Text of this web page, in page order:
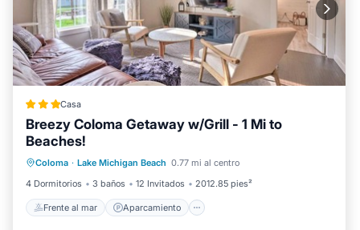
Casa
Breezy Coloma Getaway w/Grill - 1 Mi to
Beaches!
Coloma · Lake Michigan Beach 0.77 mi al centro
4 Dormitorios
3 baños 12 Invitados 2012.85 pies²
Frente al mar Aparcamiento
Vista al mar
Vistas